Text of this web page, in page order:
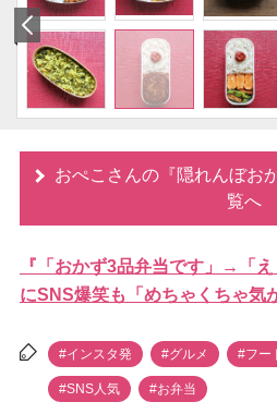
おぺこさんの『隠れんぼお
覧へ
『「おかず3品弁当です」→「
にSNS爆笑も「めちゃくちゃ気
#インスタ発 #グルメ #フー
#SNS人気 #お弁当